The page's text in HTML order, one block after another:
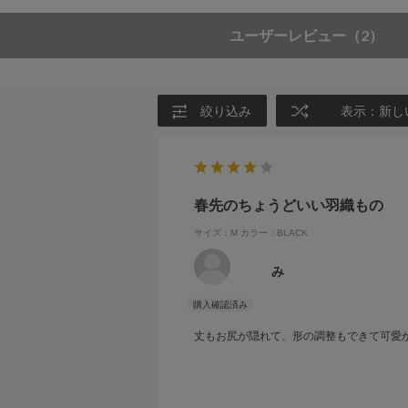
ユーザーレビュー （2）
絞り込み 表示：新し
春先のちょうどいい羽織もの
サイズ：M カラー：BLACK
み
丈もお尻が隠れて、形の調整もできて可愛